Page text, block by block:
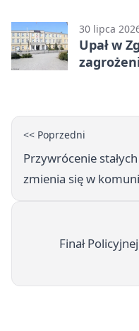
30 lipca
Upał w
<< Poprzedni
Przywrócenie
zmienia się w
Finał